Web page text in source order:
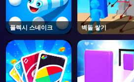
플렉시 스네이크 벽돌 쌓기